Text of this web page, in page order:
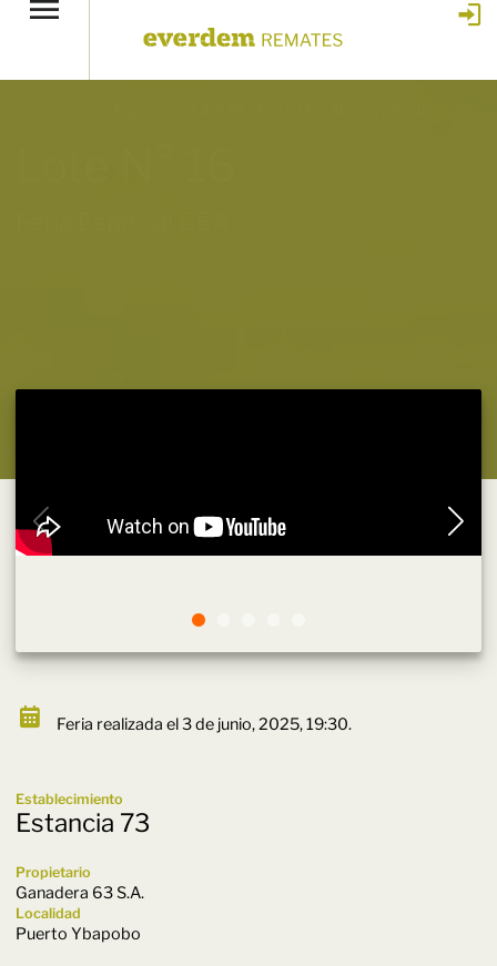
Feria realizada el 3 de junio, 2025, 19:30.
Establecimiento
Estancia 73
Propietario
Ganadera 63 S.A.
Localidad
Puerto Ybapobo